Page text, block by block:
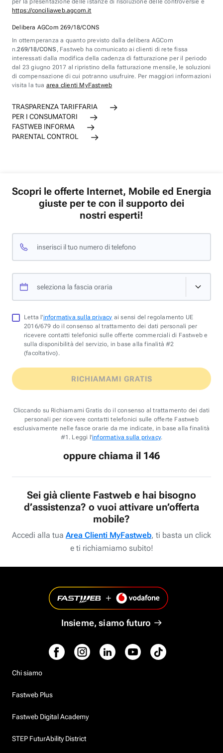
per la presentazione delle istanze di risoluzione delle controversie è
https://conciliaweb.agcom.it
Delibera AGCom 269/18/CONS
In ottemperanza a quanto previsto dalla delibera AGCom
n.269/18/CONS , Fastweb ha comunicato ai clienti di rete fissa
interessati dalla modifica della cadenza di fatturazione per il periodo
dal 23 giugno 2017 al ripristino della fatturazione mensile, le soluzioni
di compensazione di cui potranno usufruire. Per maggiori informazioni
visita la tua area clienti MyFastweb
TRASPARENZA TARIFFARIA
PER I CONSUMATORI
FASTWEB INFORMA
PARENTAL CONTROL
Scopri le offerte Internet, Mobile ed Energia
giuste per te con il supporto dei
nostri esperti!
inserisci il tuo numero di telefono
seleziona la fascia oraria
Letta l'informativa sulla privacy ai sensi del regolamento UE
2016/679 do il consenso al trattamento dei dati personali per
ricevere contatti telefonici sulle offerte commerciali di Fastweb e
sulla disponibilità del servizio, in base alla finalità #2
(facoltativo).
RICHIAMAMI GRATIS
Cliccando su Richiamami Gratis do il consenso al trattamento dei dati
personali per ricevere contatti telefonici sulle offerte Fastweb
esclusivamente nelle fasce orarie da me indicate, in base alla finalità
#1. Leggi l'informativa sulla privacy.
oppure chiama il 146
Sei già cliente Fastweb e hai bisogno
d’assistenza? o vuoi attivare un’offerta
mobile?
Accedi alla tua Area Clienti MyFastweb, ti basta un click
e ti richiamiamo subito!
Insieme, siamo futuro
Chi siamo
Fastweb Plus
Fastweb Digital Academy
STEP FuturAbility District